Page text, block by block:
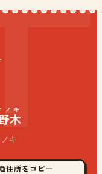
木
ノキ
キ
⧉ 住所をコピー